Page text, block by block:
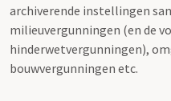
archiverende instellingen
milieuvergunningen (en de
hinderwetvergunningen),
bouwvergunningen etc.